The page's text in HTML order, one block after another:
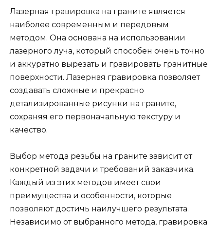
Лазерная гравировка на граните является
наиболее современным и передовым
методом. Она основана на использовании
лазерного луча, который способен очень точно
и аккуратно вырезать и гравировать гранитные
поверхности. Лазерная гравировка позволяет
создавать сложные и прекрасно
детализированные рисунки на граните,
сохраняя его первоначальную текстуру и
качество.
Выбор метода резьбы на граните зависит от
конкретной задачи и требований заказчика.
Каждый из этих методов имеет свои
преимущества и особенности, которые
позволяют достичь наилучшего результата.
Независимо от выбранного метода, гравировка